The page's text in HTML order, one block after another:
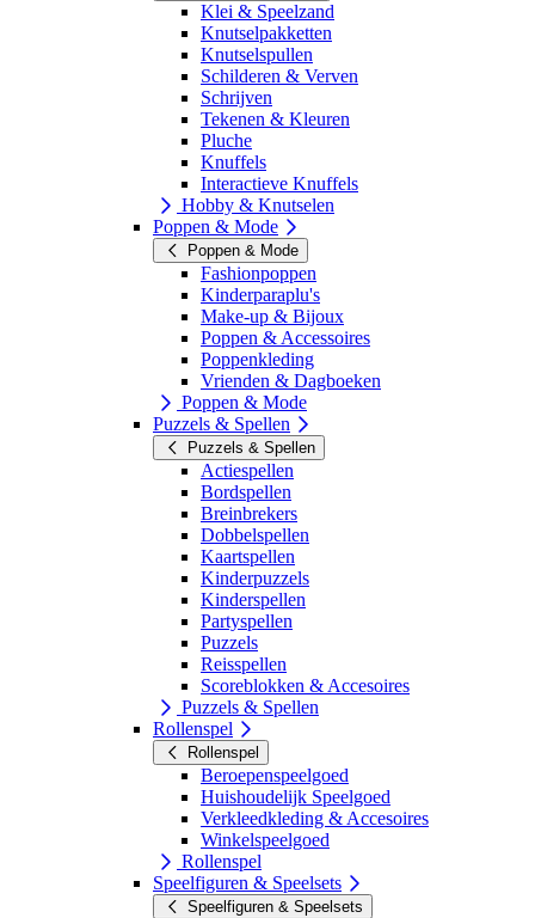
Klei & Speelzand
Knutselpakketten
Knutselspullen
Schilderen & Verven
Schrijven
Tekenen & Kleuren
Pluche
Knuffels
Interactieve Knuffels
Hobby & Knutselen
Poppen & Mode
Poppen & Mode
Fashionpoppen
Kinderparaplu's
Make-up & Bijoux
Poppen & Accessoires
Poppenkleding
Vrienden & Dagboeken
Poppen & Mode
Puzzels & Spellen
Puzzels & Spellen
Actiespellen
Bordspellen
Breinbrekers
Dobbelspellen
Kaartspellen
Kinderpuzzels
Kinderspellen
Partyspellen
Puzzels
Reisspellen
Scoreblokken & Accesoires
Puzzels & Spellen
Rollenspel
Rollenspel
Beroepenspeelgoed
Huishoudelijk Speelgoed
Verkleedkleding & Accesoires
Winkelspeelgoed
Rollenspel
Speelfiguren & Speelsets
Speelfiguren & Speelsets